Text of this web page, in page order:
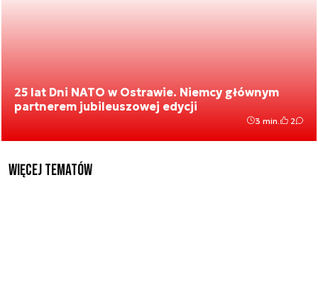
25 lat Dni NATO w Ostrawie. Niemcy głównym
partnerem jubileuszowej edycji
3 min. 2
Więcej tematów